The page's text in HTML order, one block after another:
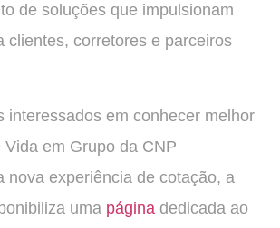
de soluções que impulsionam
clientes, corretores e parceiros
interessados em conhecer melhor
Vida em Grupo da CNP
nova experiência de cotação, a
uma página dedicada ao